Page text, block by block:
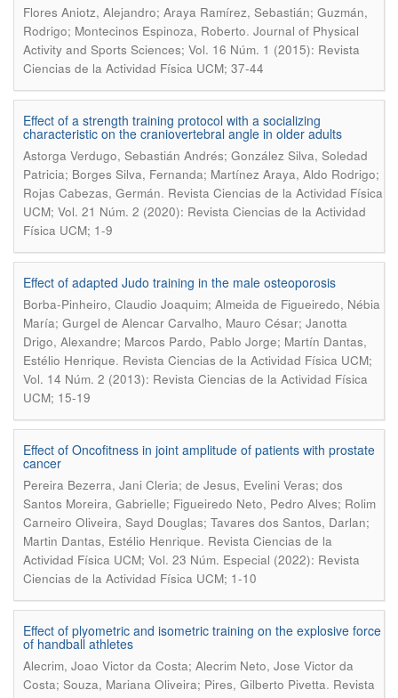
Flores Aniotz, Alejandro; Araya Ramírez, Sebastián; Guzmán,
Rodrigo; Montecinos Espinoza, Roberto. Journal of Physical
Activity and Sports Sciences; Vol. 16 Núm. 1 (2015): Revista
Ciencias de la Actividad Física UCM; 37-44
Effect of a strength training protocol with a socializing
characteristic on the craniovertebral angle in older adults
Astorga Verdugo, Sebastián Andrés; González Silva, Soledad
Patricia; Borges Silva, Fernanda; Martínez Araya, Aldo Rodrigo;
Rojas Cabezas, Germán. Revista Ciencias de la Actividad Física
UCM; Vol. 21 Núm. 2 (2020): Revista Ciencias de la Actividad
Física UCM; 1-9
Effect of adapted Judo training in the male osteoporosis
Borba-Pinheiro, Claudio Joaquim; Almeida de Figueiredo, Nébia
María; Gurgel de Alencar Carvalho, Mauro César; Janotta
Drigo, Alexandre; Marcos Pardo, Pablo Jorge; Martín Dantas,
Estélio Henrique. Revista Ciencias de la Actividad Física UCM;
Vol. 14 Núm. 2 (2013): Revista Ciencias de la Actividad Física
UCM; 15-19
Effect of Oncofitness in joint amplitude of patients with prostate
cancer
Pereira Bezerra, Jani Cleria; de Jesus, Evelini Veras; dos
Santos Moreira, Gabrielle; Figueiredo Neto, Pedro Alves; Rolim
Carneiro Oliveira, Sayd Douglas; Tavares dos Santos, Darlan;
Martin Dantas, Estélio Henrique. Revista Ciencias de la
Actividad Física UCM; Vol. 23 Núm. Especial (2022): Revista
Ciencias de la Actividad Física UCM; 1-10
Effect of plyometric and isometric training on the explosive force
of handball athletes
Alecrim, Joao Victor da Costa; Alecrim Neto, Jose Victor da
Costa; Souza, Mariana Oliveira; Pires, Gilberto Pivetta. Revista